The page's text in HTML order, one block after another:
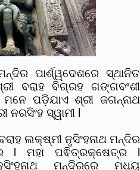
ପାର୍ଶ୍ୱଦେଶରେ ସ୍ଥାନିତ
ବରାହ ବିଗ୍ରହ ଗଙ୍ଗବଂଶୀ
ପଡ଼ିଯାଏ ଶ୍ରୀ ଜଗନ୍ନାଥ
ସ୍ୱାମୀ l
ଲକ୍ଷ୍ମୀ ନୃସିଂହନାଥ ମନ୍ଦିର
l ମହା ପଵିତ୍ରକ୍ଷେତ୍ର l
ମନ୍ଦିରରେ ମଧ୍ୟ